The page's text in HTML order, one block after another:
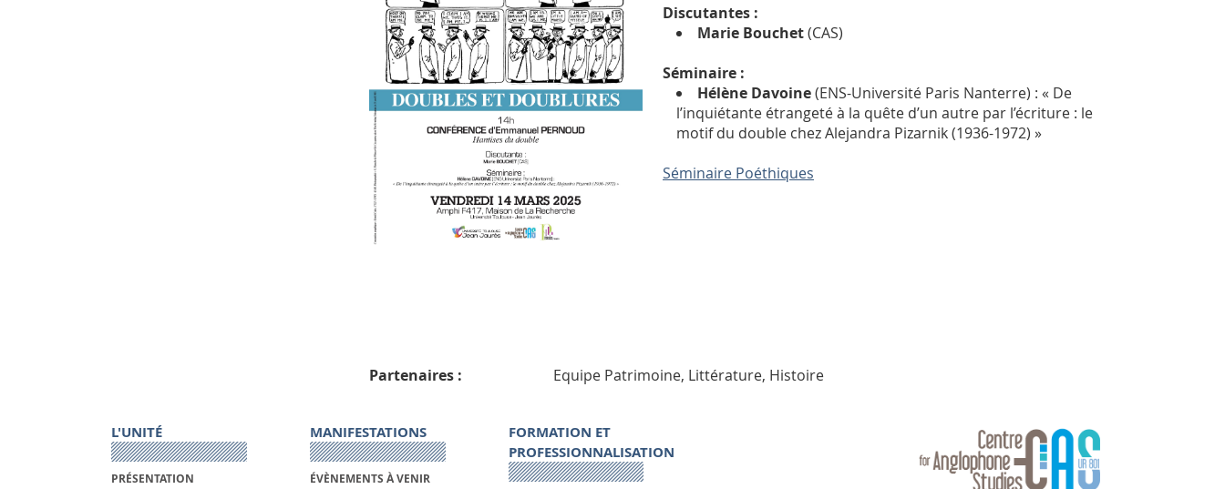
Discutantes :
Marie Bouchet(CAS)
Séminaire :
Hélène Davoine(ENS-Université Paris Nanterre) : « De
l’inquiétante étrangeté à la quête d’un autre par l’écriture : le
motif du double chez Alejandra Pizarnik (1936-1972) »
Séminaire Poéthiques
Partenaires : Equipe Patrimoine, Littérature, Histoire
L'UNITÉ
PRÉSENTATION
MANIFESTATIONS
ÉVÈNEMENTS À VENIR
FORMATION ET
PROFESSIONNALISATION